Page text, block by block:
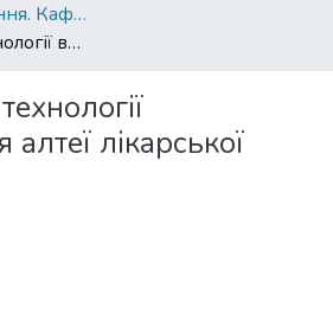
Друковані видання. Кафедра рослинництва
Особливості технології вирощування алтеї лікарської
лікарської